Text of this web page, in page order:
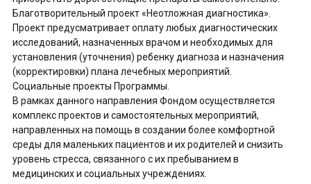
Благотворительный проект «Неотложная диагностика».
Проект предусматривает оплату любых диагностических
исследований, назначенных врачом и необходимых для
установления (уточнения) ребенку диагноза и назначения
(корректировки) плана лечебных мероприятий.
Социальные проекты Программы.
В рамках данного направления Фондом осуществляется
комплекс проектов и самостоятельных мероприятий,
направленных на помощь в создании более комфортной
среды для маленьких пациентов и их родителей и снизить
уровень стресса, связанного с их пребыванием в
медицинских и социальных учреждениях.